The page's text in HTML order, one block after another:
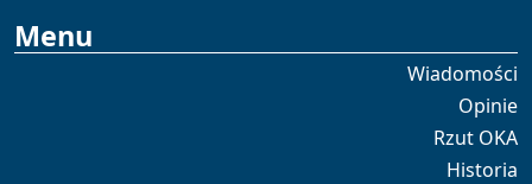
Menu
Wiadomości
Opinie
Rzut OKA
Historia